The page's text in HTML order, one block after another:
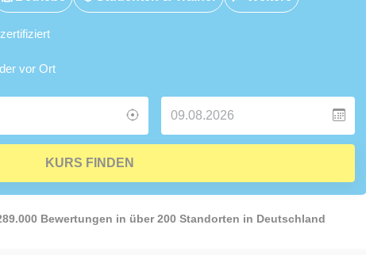
vor Ort
KURS FINDEN
Bewertungen in über 200 Standorten in Deutschland